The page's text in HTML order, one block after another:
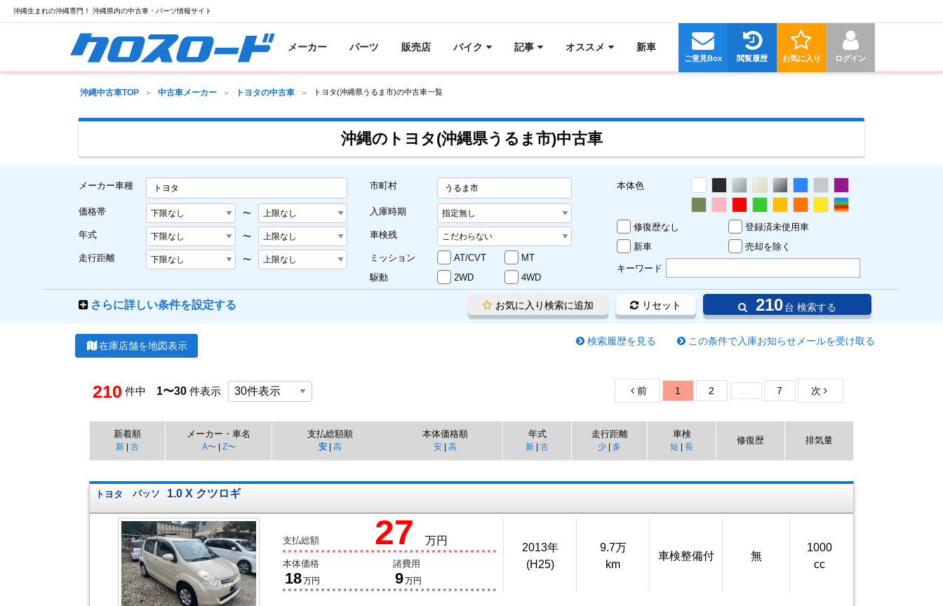
沖縄生まれの沖縄専門！ 沖縄県内の中古車・パーツ情報サイト
メーカー パーツ 販売店 バイク 記事 オススメ 新車
ログイン
お気に入り
閲覧履歴
ご意見Box
沖縄中古車TOP 中古車メーカー トヨタの中古車 トヨタ(沖縄県うるま市)の中古車一覧
沖縄のトヨタ(沖縄県うるま市)中古車
メーカー車種 トヨタ
価格帯 〜
年式 〜
走行距離 〜
市町村 うるま市
入庫時期
車検残
ミッション AT/CVT
MT
駆動
2WD 4WD
本体色
修復歴なし
登録済未使用車
新車
売却を除く
キーワード
さらに詳しい条件を設定する 210台 検索する
リセット
お気に入り検索に追加
在庫店舗を地図表示 この条件で入庫お知らせメールを受け取る
検索履歴を見る
210 件中 1〜30 件表示 前 1 2 7 次
新着順
新 | 古
メーカー・車名
A〜| Z〜
支払総額順
安| 高
本体価格順
安| 高
年式
新 | 古
走行距離
少 | 多
車検
短 | 長
修復歴 排気量
トヨタ パッソ 1.0 X クツロギ
支払総額 27 万円
本体価格
18万円
諸費用
9万円
2013年
(H25)
9.7万
km
車検整備付 無
1000
cc